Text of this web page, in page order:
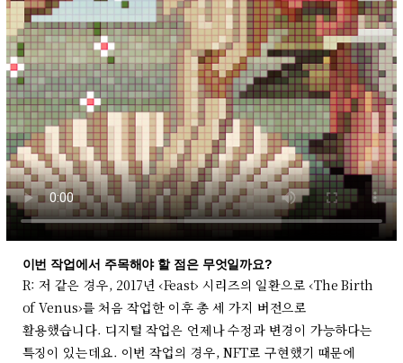
이번 작업에서 주목해야 할 점은 무엇일까요?
R: 저 같은 경우, 2017년 ‹Feast› 시리즈의 일환으로 ‹The Birth
of Venus›를 처음 작업한 이후 총 세 가지 버전으로
활용했습니다. 디지털 작업은 언제나 수정과 변경이 가능하다는
특징이 있는데요. 이번 작업의 경우, NFT로 구현했기 때문에